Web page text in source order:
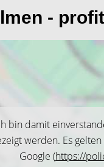
-
bin damit
werden. Es
Google (https://